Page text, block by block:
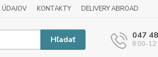
ÚDAJOV KONTAKTY DELIVERY ABROAD
Hľadať 047
8:00-